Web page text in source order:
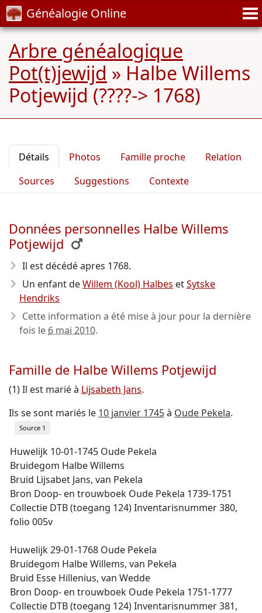
Généalogie Online
Arbre généalogique
Pot(t)jewijd » Halbe Willems
Potjewijd (????-> 1768)
Détails Photos Famille proche
Relation
Sources
Suggestions Contexte
Données personnelles Halbe Willems
Potjewijd
Il est décédé apres 1768.
Un enfant deWillem (Kool) Halbes etSytske
Hendriks
Cette information a été mise à jour pour la dernière
fois le 6 mai 2010.
Famille de Halbe Willems Potjewijd
(1) Il est marié à Lijsabeth Jans.
Ils se sont mariés le 10 janvier 1745à Oude Pekela.
Source 1
Huwelijk 10-01-1745 Oude Pekela
Bruidegom Halbe Willems
Bruid Lijsabet Jans, van Pekela
Bron Doop- en trouwboek Oude Pekela 1739-1751
Collectie DTB (toegang 124) Inventarisnummer 380,
folio 005v
Huwelijk 29-01-1768 Oude Pekela
Bruidegom Halbe Willems, van Pekela
Bruid Esse Hillenius, van Wedde
Bron Doop- en trouwboek Oude Pekela 1751-1777
Collectie DTB (toegang 124) Inventarisnummer 381,